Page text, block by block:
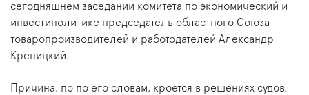
сегодняшнем заседании комитета по экономический и
инвестиполитике председатель областного Союза
товаропроизводителей и работодателей Александр
Креницкий.
Причина, по по его словам, кроется в решениях судов,